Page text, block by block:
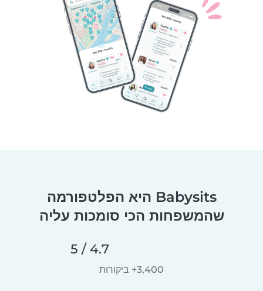
Babysits היא הפלטפורמה
שהמשפחות הכי סומכות עליה
4.7 / 5
3,400+ ביקורות